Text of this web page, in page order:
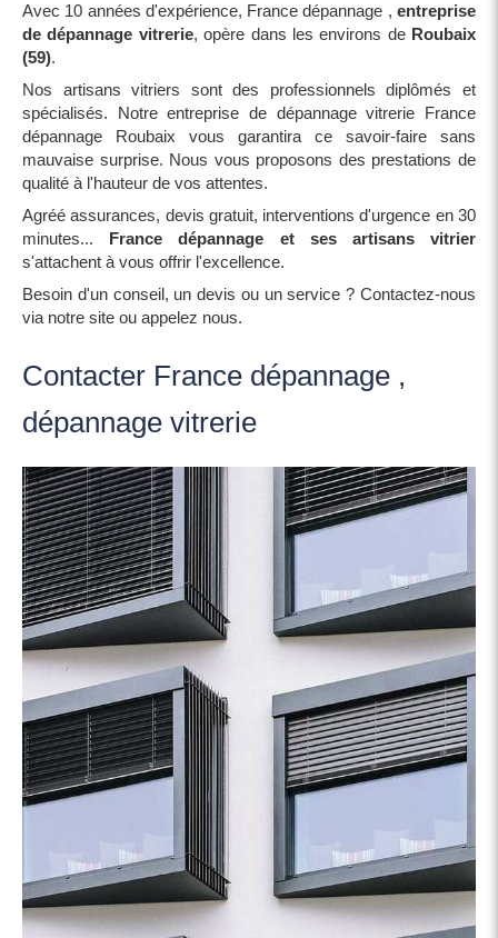
Avec 10 années d'expérience, France dépannage , entreprise
de dépannage vitrerie, opère dans les environs de Roubaix
(59).
Nos artisans vitriers sont des professionnels diplômés et
spécialisés. Notre entreprise de dépannage vitrerie France
dépannage Roubaix vous garantira ce savoir-faire sans
mauvaise surprise. Nous vous proposons des prestations de
qualité à l'hauteur de vos attentes.
Agréé assurances, devis gratuit, interventions d'urgence en 30
minutes... France dépannage et ses artisans vitrier
s'attachent à vous offrir l'excellence.
Besoin d'un conseil, un devis ou un service ? Contactez-nous
via notre site ou appelez nous.
Contacter France dépannage ,
dépannage vitrerie